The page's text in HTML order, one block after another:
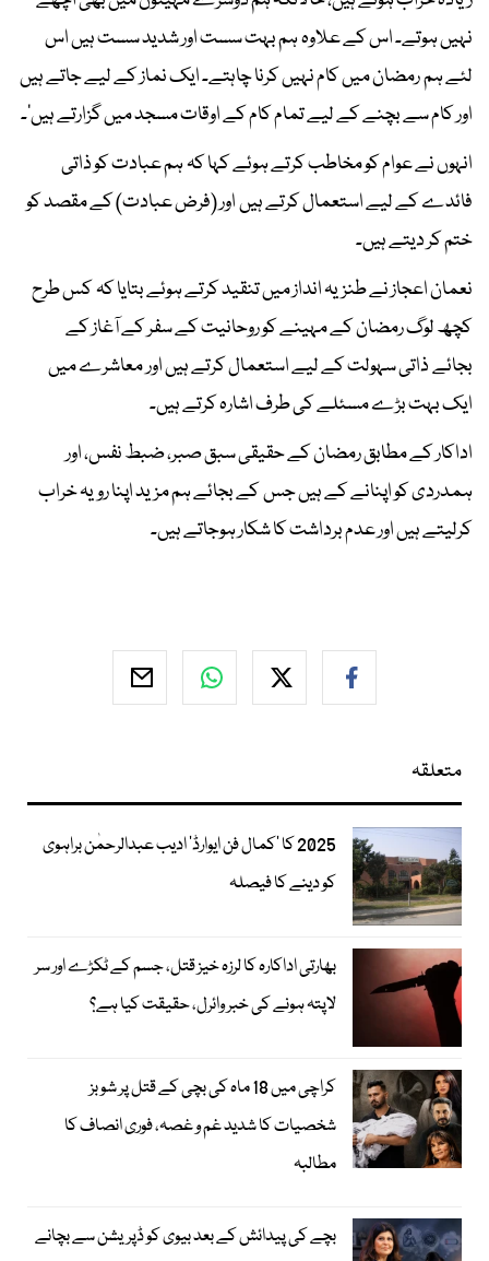
نہیں ہوتے۔ اس کے علاوہ ہم بہت سست اور شدید سست ہیں اس
لئے ہم رمضان میں کام نہیں کرنا چاہتے۔ ایک نماز کے لیے جاتے ہیں
اور کام سے بچنے کے لیے تمام کام کے اوقات مسجد میں گزارتے ہیں‘۔
انہوں نے عوام کو مخاطب کرتے ہوئے کہا کہ ہم عبادت کو ذاتی
فائدے کے لیے استعمال کرتے ہیں اور (فرض عبادت) کے مقصد کو
ختم کر دیتے ہیں۔
نعمان اعجاز نے طنزیہ انداز میں تنقید کرتے ہوئے بتایا کہ کس طرح
کچھ لوگ رمضان کے مہینے کو روحانیت کے سفر کے آغاز کے
بجائے ذاتی سہولت کے لیے استعمال کرتے ہیں اور معاشرے میں
ایک بہت بڑے مسئلے کی طرف اشارہ کرتے ہیں۔
اداکار کے مطابق رمضان کے حقیقی سبق صبر، ضبط نفس، اور
ہمدردی کو اپنانے کے ہیں جس کے بجائے ہم مزید اپنا رویہ خراب
کرلیتے ہیں اور عدم برداشت کا شکار ہوجاتے ہیں۔
متعلقہ
2025 کا ’کمال فن ایوارڈ‘ ادیب عبدالرحمٰن براہوی
کو دینے کا فیصلہ
بھارتی اداکارہ کا لرزہ خیز قتل، جسم کے ٹکڑے اور سر
لاپتہ ہونے کی خبر وائرل، حقیقت کیا ہے؟
کراچی میں 18 ماہ کی بچی کے قتل پر شوبز
شخصیات کا شدید غم و غصہ، فوری انصاف کا
مطالبہ
بچے کی پیدائش کے بعد بیوی کو ڈپریشن سے بچانے